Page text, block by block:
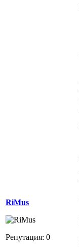
RiMus
Репутация: 0